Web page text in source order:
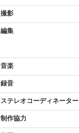
撮影
編集
音楽
録音
ステレオコーディネーター
制作協力